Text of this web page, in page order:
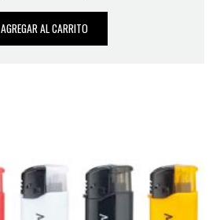
AGREGAR AL CARRITO